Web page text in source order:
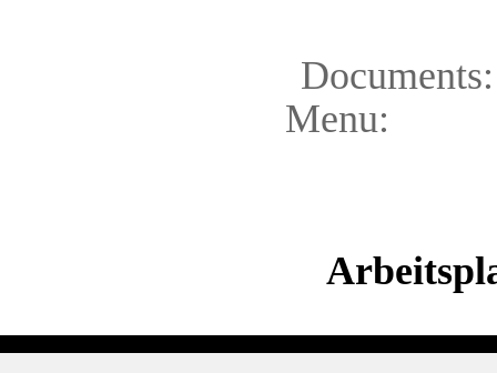
Documents:
Menu: